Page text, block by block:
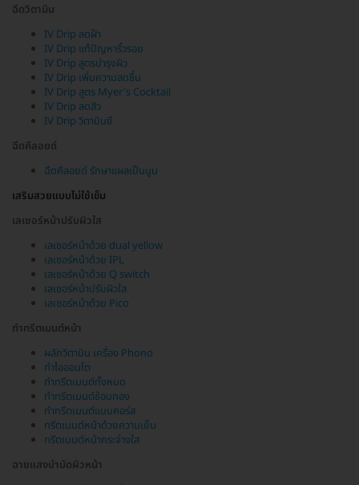
ฉีดวิตามิน
IV Drip ลดฝ้า
IV Drip แก้ปัญหาริ้วรอย
IV Drip สูตรบำรุงผิว
IV Drip เพิ่มความสดชื่น
IV Drip สูตร Myer's Cocktail
IV Drip ลดสิว
IV Drip วิตามินซี
ฉีดคีลอยด์
ฉีดคีลอยด์ รักษาแผลเป็นนูน
เสริมสวยแบบไม่ใช้เข็ม
เลเซอร์หน้าปรับผิวใส
เลเซอร์หน้าด้วย dual yellow
เลเซอร์หน้าด้วย IPL
เลเซอร์หน้าด้วย Q switch
เลเซอร์หน้าปรับผิวใส
เลเซอร์หน้าด้วย Pico
ทำทรีตเมนต์หน้า
ผลักวิตามิน เครื่อง Phono
ทำไอออนโต
ทำทรีตเมนต์ทั้งหมด
ทำทรีตเมนต์ช้อนทอง
ทำทรีตเมนต์แบบคอร์ส
ทรีตเมนต์หน้าด้วยความเย็น
ทรีตเมนต์หน้ากระจ่างใส
ฉายแสงบำบัดผิวหน้า